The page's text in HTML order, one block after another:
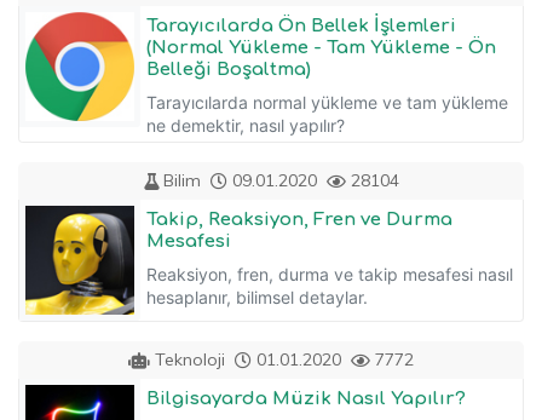
Tarayıcılarda Ön Bellek İşlemleri
(Normal Yükleme - Tam Yükleme - Ön
Belleği Boşaltma)
Tarayıcılarda normal yükleme ve tam yükleme
ne demektir, nasıl yapılır?
Bilim 09.01.2020 28104
Takip, Reaksiyon, Fren ve Durma
Mesafesi
Reaksiyon, fren, durma ve takip mesafesi nasıl
hesaplanır, bilimsel detaylar.
Teknoloji 01.01.2020 7772
Bilgisayarda Müzik Nasıl Yapılır?